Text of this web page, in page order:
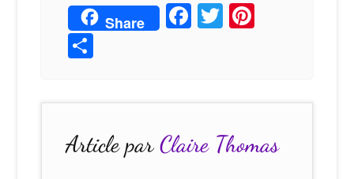
Share Facebook
Twitter
Article parClaire Thomas